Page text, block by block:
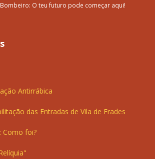
O teu futuro pode começar aqui!
Antirrábica
das Entradas de Vila de Frades
Como foi?